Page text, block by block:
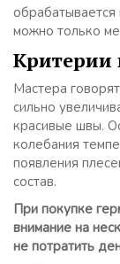
можно только
Критерии
Мастера
сильно
красивые швы.
колебания
появления
состав.
При покупке
внимание на
не потратить